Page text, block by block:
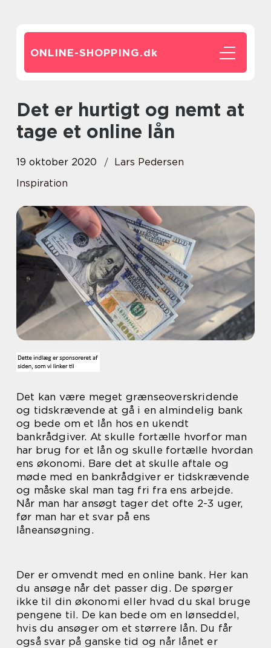
ONLINE-SHOPPING.dk
Det er hurtigt og nemt at
tage et online lån
19 oktober 2020
Lars Pedersen
Inspiration
Det kan være meget grænseoverskridende
og tidskrævende at gå i en almindelig bank
og bede om et lån hos en ukendt
bankrådgiver. At skulle fortælle hvorfor man
har brug for et lån og skulle fortælle hvordan
ens økonomi. Bare det at skulle aftale og
møde med en bankrådgiver er tidskrævende
og måske skal man tag fri fra ens arbejde.
Når man har ansøgt tager det ofte 2-3 uger,
før man har et svar på ens
låneansøgning.
Der er omvendt med en online bank. Her kan
du ansøge når det passer dig. De spørger
ikke til din økonomi eller hvad du skal bruge
pengene til. De kan bede om en lønseddel,
hvis du ansøger om et størrere lån. Du får
også svar på ganske tid og når lånet er